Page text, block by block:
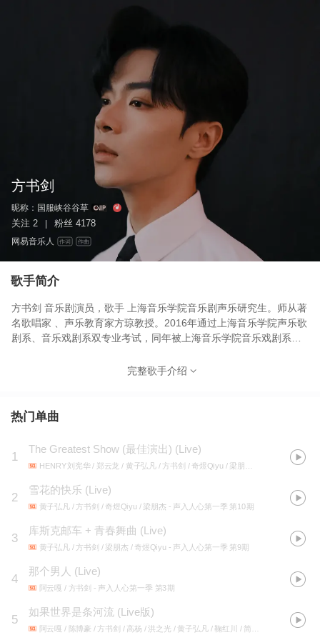
方书剑
昵称： 国服峡谷谷草
关注 2 粉丝 4178
网易音乐人 作词 作曲
歌手简介
方书剑 音乐剧演员，歌手 上海音乐学院音乐剧声乐研究生。师从著
名歌唱家 、声乐教育家方琼教授。2016年通过上海音乐学院声乐歌
剧系、音乐戏剧系双专业考试，同年被上海音乐学院音乐戏剧系录
期间获国家级“中银”奖学⾦、上海大学生年度人物入围奖、上海⾳乐
使，2021中央电视台《上线吧！华彩少年》“国风少年成长计划优秀
秀代表，2022 星光YOUNG年度盛典最具潜力音乐剧男演员奖，
2022“明天会更好”华语音乐剧大赏推广大使等荣誉。参与多项国家
艺术基金项目，多次参与央视、卫视大型节目录制及建党百年、建
团百年、建国七十周年等大型文艺活动。 主要作品有 音乐剧：《青
春禁忌游戏》《赵氏孤儿》、《忠诚》、《我的遗愿清单》、《春
夜》、《凯旋》、《咏叹调》等； 参加电视节目：中央电视台《上
线吧！华彩少年》、央视音乐频道《乐享汇》、湖南卫视《声入人
都》等；
完整歌手介绍
热门单曲
1
The Greatest Show (最佳演出) (Live)
HENRY刘宪华 / 郑云龙 / 黄子弘凡 / 方书剑 / 奇煜Qiyu / 梁朋杰 - 声入人心第一季
2
雪花的快乐 (Live)
黄子弘凡 / 方书剑 / 奇煜Qiyu / 梁朋杰 - 声入人心第一季 第10期
3
库斯克邮车 + 青春舞曲 (Live)
黄子弘凡 / 方书剑 / 梁朋杰 / 奇煜Qiyu - 声入人心第一季 第9期
4
那个男人 (Live)
阿云嘎 / 方书剑 - 声入人心第一季 第3期
5
如果世界是条河流 (Live版)
阿云嘎 / 陈博豪 / 方书剑 / 高杨 / 洪之光 / 黄子弘凡 / 鞠红川 / 简弘亦 / 刘彬濠 / 梁朋杰 / 李琦 / 陆宇鹏 / 马佳 / 奇煜Qiyu